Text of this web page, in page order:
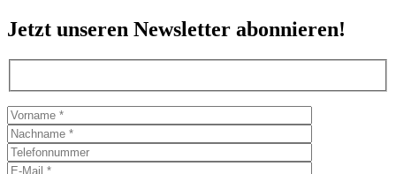
Jetzt unseren Newsletter abonnieren!